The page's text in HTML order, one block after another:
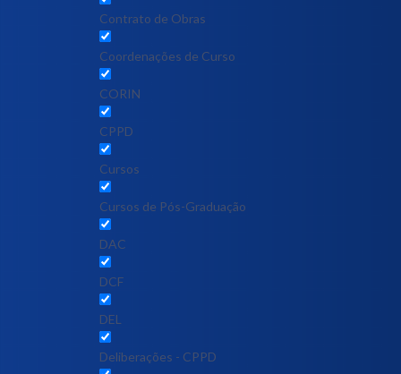
Contrato de Obras
Coordenações de Curso
CORIN
CPPD
Cursos
Cursos de Pós-Graduação
DAC
DCF
DEL
Deliberações - CPPD